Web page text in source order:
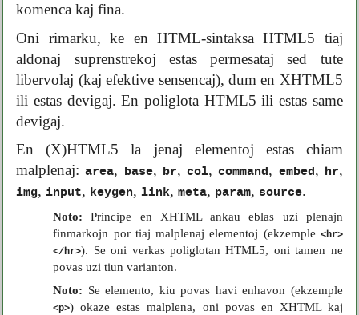
komenca kaj fina.
Oni rimarku, ke en HTML-sintaksa HTML5 tiaj
aldonaj suprenstrekoj estas permesataj sed tute
libervolaj (kaj efektive sensencaj), dum en XHTML5
ili estas devigaj. En poliglota HTML5 ili estas same
devigaj.
En (X)HTML5 la jenaj elementoj estas chiam
malplenaj:area, base, br,col,command, embed, hr,
img,input, keygen,link,meta, param, source.
Noto: Principe en XHTML ankau eblas uzi plenajn
finmarkojn por tiaj malplenaj elementoj (ekzemple <hr>
</hr>). Se oni verkas poliglotan HTML5, oni tamen ne
povas uzi tiun varianton.
Noto: Se elemento, kiu povas havi enhavon (ekzemple
<p>) okaze estas malplena, oni povas en XHTML kaj